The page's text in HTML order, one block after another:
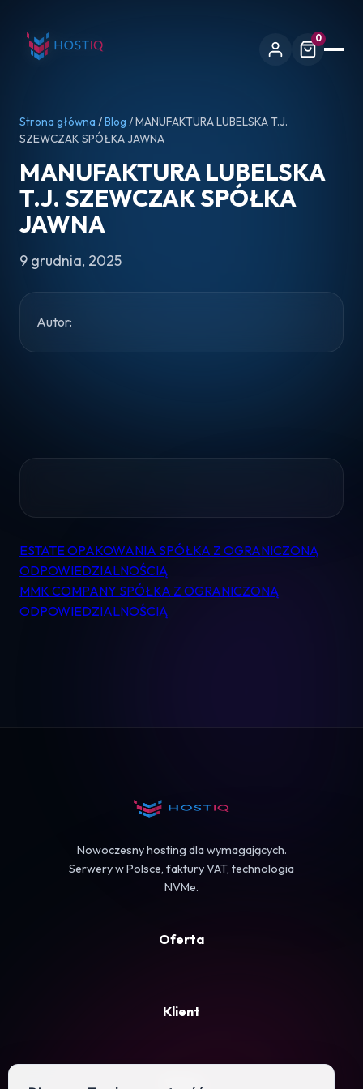
0
Pomoc
Kontakt
Strona główna /Blog / MANUFAKTURA LUBELSKA T.J.
SZEWCZAK SPÓŁKA JAWNA
MANUFAKTURA LUBELSKA
T.J. SZEWCZAK SPÓŁKA
JAWNA
9 grudnia, 2025
Autor:
Nawigacja
wpisu
ESTATE OPAKOWANIA SPÓŁKA Z OGRANICZONĄ
ODPOWIEDZIALNOŚCIĄ
MMK COMPANY SPÓŁKA Z OGRANICZONĄ
ODPOWIEDZIALNOŚCIĄ
Nowoczesny hosting dla wymagających.
Serwery w Polsce, faktury VAT, technologia
NVMe.
Oferta
Klient
Firma